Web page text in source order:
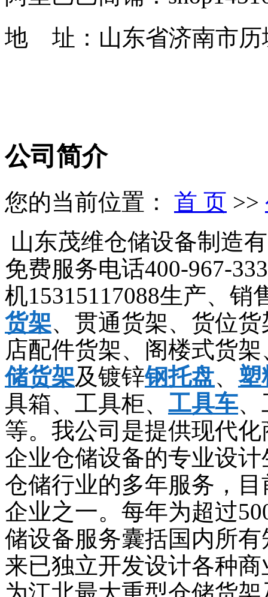
地 址：山东省济南市历
公司简介
您的当前位置： 首 页 >>
山东茂维仓储设备制造
免费服务电话400-967-
机15315117088生产、销
货架、贯通货架、货位货
店配件货架、阁楼式货
储货架及镀锌钢托盘、 塑
具箱、工具柜、 工具车、
等。我公司是提供现代
企业仓储设备的专业设
仓储行业的多年服务，
企业之一。每年为超过
储设备服务囊括国内所
来已独立开发设计各种